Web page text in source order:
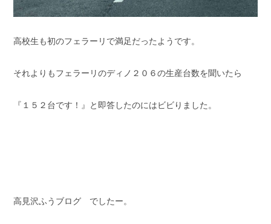
高校生も初のフェラーリで満足だったようです。
それよりもフェラーリのディノ２０６の生産台数を聞いたら
『１５２台です！』と即答したのにはビビりました。
高見沢ふうブログ でしたー。